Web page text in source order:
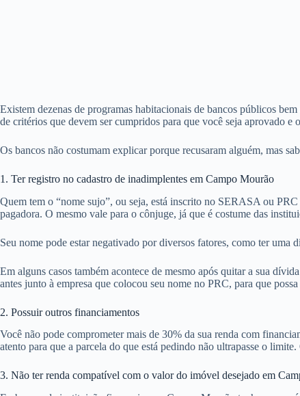
Existem dezenas de programas habitacionais de bancos públicos
de critérios que devem ser cumpridos para que você seja aprovado e
Os bancos não costumam explicar porque recusaram alguém, mas
1. Ter registro no cadastro de inadimplentes em Campo Mourão
Quem tem o “nome sujo”, ou seja, está inscrito no SERASA ou
pagadora. O mesmo vale para o cônjuge, já que é costume das
Seu nome pode estar negativado por diversos fatores, como ter
Em alguns casos também acontece de mesmo após quitar a sua
antes junto à empresa que colocou seu nome no PRC, para que
2. Possuir outros financiamentos
Você não pode comprometer mais de 30% da sua renda com
atento para que a parcela do que está pedindo não ultrapasse o
3. Não ter renda compatível com o valor do imóvel desejado em